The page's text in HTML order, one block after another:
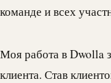
команде и всех
Моя работа вDwolla
клиента. Став